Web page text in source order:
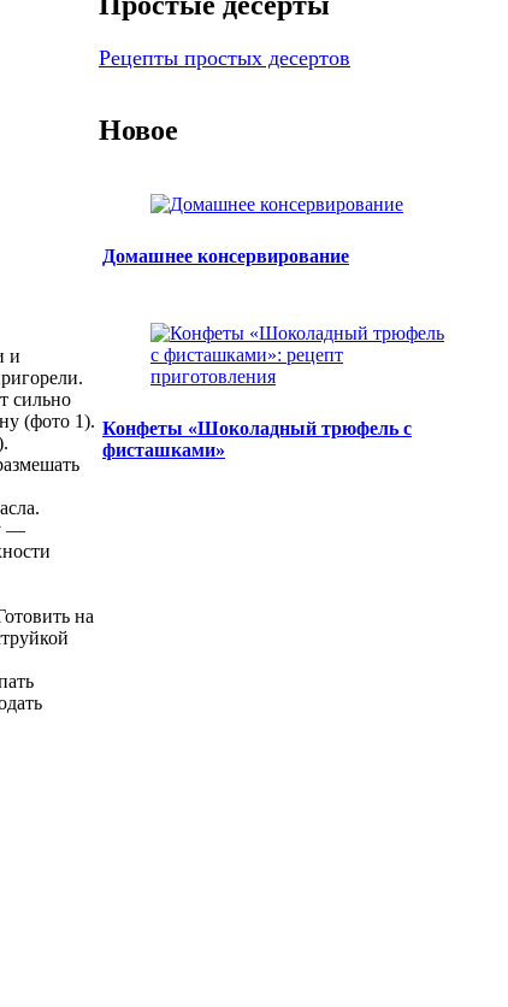
и
сильно
(фото 1).
—
на
Рецепты простых десертов
Новое
Домашнее консервирование
Конфеты «Шоколадный трюфель с
фисташками»